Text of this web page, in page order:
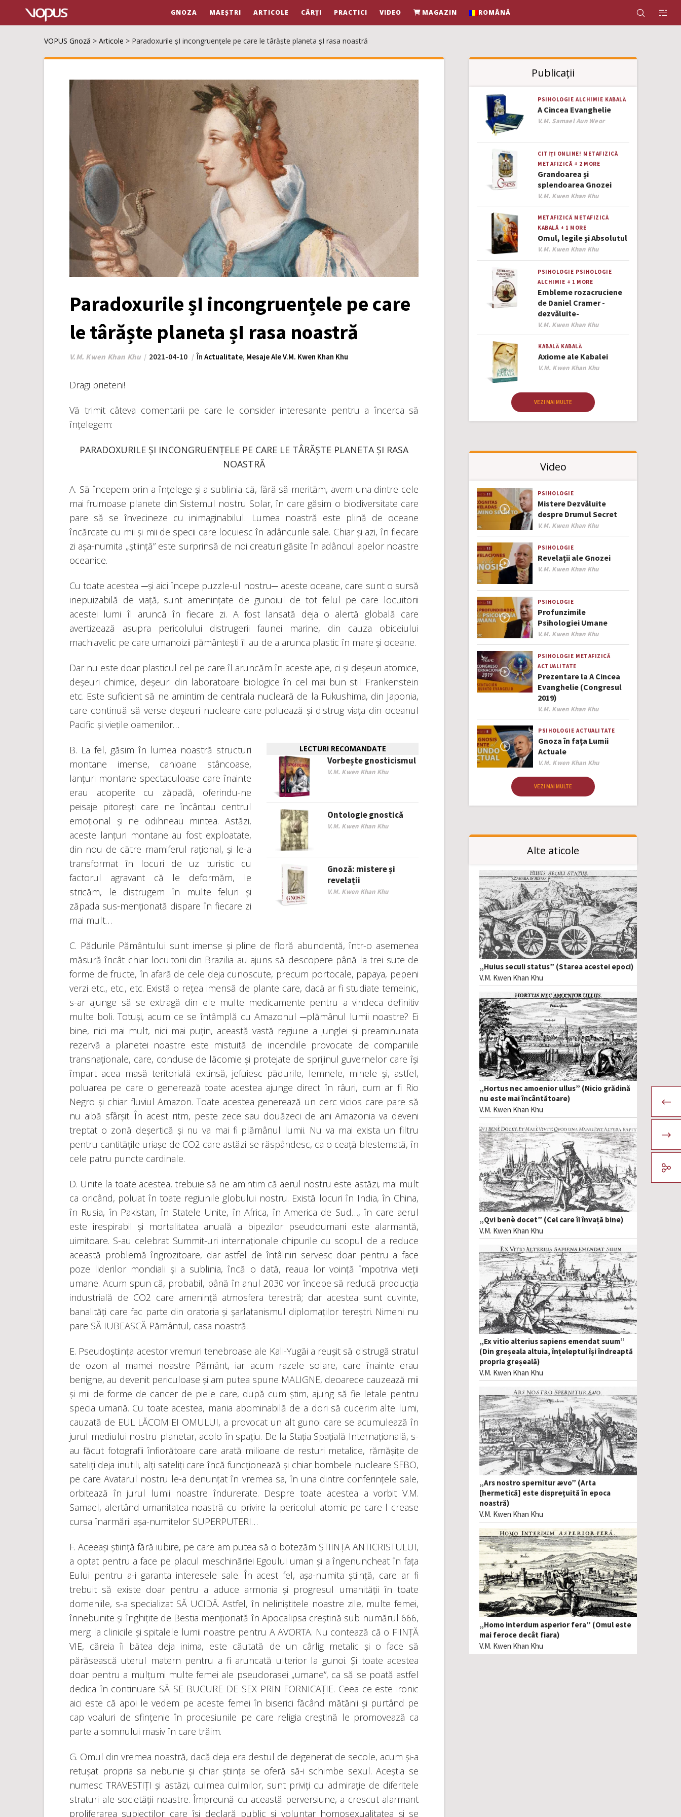
GNOZA MAEȘTRI ARTICOLE CĂRȚI PRACTICI VIDEO MAGAZIN ROMÂNĂ
VOPUS Gnoză > Articole > Paradoxurile șI incongruențele pe care le târăște planeta șI rasa noastră
Paradoxurile șI incongruențele pe care
le târăște planeta șI rasa noastră
V.M. Kwen Khan Khu 2021-04-10 În Actualitate, Mesaje Ale V.M. Kwen Khan Khu
Dragi prieteni!
Vă trimit câteva comentarii pe care le consider interesante pentru a încerca să
înțelegem:
PARADOXURILE ȘI INCONGRUENȚELE PE CARE LE TÂRĂȘTE PLANETA ȘI RASA
NOASTRĂ
A. Să începem prin a înțelege și a sublinia că, fără să merităm, avem una dintre cele
mai frumoase planete din Sistemul nostru Solar, în care găsim o biodiversitate care
pare să se învecineze cu inimaginabilul. Lumea noastră este plină de oceane
încărcate cu mii și mii de specii care locuiesc în adâncurile sale. Chiar și azi, în fiecare
zi așa-numita „știință” este surprinsă de noi creaturi găsite în adâncul apelor noastre
oceanice.
Cu toate acestea ─și aici începe puzzle-ul nostru─ aceste oceane, care sunt o sursă
inepuizabilă de viață, sunt amenințate de gunoiul de tot felul pe care locuitorii
acestei lumi îl aruncă în fiecare zi. A fost lansată deja o alertă globală care
avertizează asupra pericolului distrugerii faunei marine, din cauza obiceiului
machiavelic pe care umanoizii pământești îl au de a arunca plastic în mare și oceane.
Dar nu este doar plasticul cel pe care îl aruncăm în aceste ape, ci și deșeuri atomice,
deșeuri chimice, deșeuri din laboratoare biologice în cel mai bun stil Frankenstein
etc. Este suficient să ne amintim de centrala nucleară de la Fukushima, din Japonia,
care continuă să verse deșeuri nucleare care poluează și distrug viața din oceanul
Pacific și viețile oamenilor…
LECTURI RECOMANDATE
Vorbește gnosticismul
V.M. Kwen Khan Khu
Ontologie gnostică
V.M. Kwen Khan Khu
Gnoză: mistere și
revelații
V.M. Kwen Khan Khu
B. La fel, găsim în lumea noastră structuri
montane imense, canioane stâncoase,
lanțuri montane spectaculoase care înainte
erau acoperite cu zăpadă, oferindu-ne
peisaje pitorești care ne încântau centrul
emoțional și ne odihneau mintea. Astăzi,
aceste lanțuri montane au fost exploatate,
din nou de către mamiferul rațional, și le-a
transformat în locuri de uz turistic cu
factorul agravant că le deformăm, le
stricăm, le distrugem în multe feluri și
zăpada sus-menționată dispare în fiecare zi
mai mult…
C. Pădurile Pământului sunt imense și pline de floră abundentă, într-o asemenea
măsură încât chiar locuitorii din Brazilia au ajuns să descopere până la trei sute de
forme de fructe, în afară de cele deja cunoscute, precum portocale, papaya, pepeni
verzi etc., etc., etc. Există o rețea imensă de plante care, dacă ar fi studiate temeinic,
s-ar ajunge să se extragă din ele multe medicamente pentru a vindeca definitiv
multe boli. Totuși, acum ce se întâmplă cu Amazonul ─plămânul lumii noastre? Ei
bine, nici mai mult, nici mai puțin, această vastă regiune a junglei și preaminunata
rezervă a planetei noastre este mistuită de incendiile provocate de companiile
transnaționale, care, conduse de lăcomie și protejate de sprijinul guvernelor care își
împart acea masă teritorială extinsă, jefuiesc pădurile, lemnele, minele și, astfel,
poluarea pe care o generează toate acestea ajunge direct în râuri, cum ar fi Rio
Negro și chiar fluviul Amazon. Toate acestea generează un cerc vicios care pare să
nu aibă sfârșit. În acest ritm, peste zece sau douăzeci de ani Amazonia va deveni
treptat o zonă deșertică și nu va mai fi plămânul lumii. Nu va mai exista un filtru
pentru cantitățile uriașe de CO2 care astăzi se răspândesc, ca o ceață blestemată, în
cele patru puncte cardinale.
D. Unite la toate acestea, trebuie să ne amintim că aerul nostru este astăzi, mai mult
ca oricând, poluat în toate regiunile globului nostru. Există locuri în India, în China,
în Rusia, în Pakistan, în Statele Unite, în Africa, în America de Sud…, în care aerul
este irespirabil și mortalitatea anuală a bipezilor pseudoumani este alarmantă,
uimitoare. S-au celebrat Summit-uri internaționale chipurile cu scopul de a reduce
această problemă îngrozitoare, dar astfel de întâlniri servesc doar pentru a face
poze liderilor mondiali și a sublinia, încă o dată, reaua lor voință împotriva vieții
umane. Acum spun că, probabil, până în anul 2030 vor începe să reducă producția
industrială de CO2 care amenință atmosfera terestră; dar acestea sunt cuvinte,
banalități care fac parte din oratoria și șarlatanismul diplomaților tereștri. Nimeni nu
pare SĂ IUBEASCĂ Pământul, casa noastră.
E. Pseudoștiința acestor vremuri tenebroase ale Kali-Yugăi a reușit să distrugă stratul
de ozon al mamei noastre Pământ, iar acum razele solare, care înainte erau
benigne, au devenit periculoase și am putea spune MALIGNE, deoarece cauzează mii
și mii de forme de cancer de piele care, după cum știm, ajung să fie letale pentru
specia umană. Cu toate acestea, mania abominabilă de a dori să cucerim alte lumi,
cauzată de EUL LĂCOMIEI OMULUI, a provocat un alt gunoi care se acumulează în
jurul mediului nostru planetar, acolo în spațiu. De la Stația Spațială Internațională, s-
au făcut fotografii înfiorătoare care arată milioane de resturi metalice, rămășițe de
sateliți deja inutili, alți sateliți care încă funcționează și chiar bombele nucleare SFBO,
pe care Avatarul nostru le-a denunțat în vremea sa, în una dintre conferințele sale,
orbitează în jurul lumii noastre îndurerate. Despre toate acestea a vorbit V.M.
Samael, alertând umanitatea noastră cu privire la pericolul atomic pe care-l crease
cursa înarmării așa-numitelor SUPERPUTERI…
F. Aceeași știință fără iubire, pe care am putea să o botezăm ȘTIINȚA ANTICRISTULUI,
a optat pentru a face pe placul meschinăriei Egoului uman și a îngenuncheat în fața
Eului pentru a-i garanta interesele sale. În acest fel, așa-numita știință, care ar fi
trebuit să existe doar pentru a aduce armonia și progresul umanității în toate
domeniile, s-a specializat SĂ UCIDĂ. Astfel, în neliniștitele noastre zile, multe femei,
înnebunite și înghițite de Bestia menționată în Apocalipsa creștină sub numărul 666,
merg la clinicile și spitalele lumii noastre pentru A AVORTA. Nu contează că o FIINȚĂ
VIE, căreia îi bătea deja inima, este căutată de un cârlig metalic și o face să
părăsească uterul matern pentru a fi aruncată ulterior la gunoi. Și toate acestea
doar pentru a mulțumi multe femei ale pseudorasei „umane”, ca să se poată astfel
dedica în continuare SĂ SE BUCURE DE SEX PRIN FORNICAȚIE. Ceea ce este ironic
aici este că apoi le vedem pe aceste femei în biserici făcând mătănii și purtând pe
cap voaluri de sfințenie în procesiunile pe care religia creștină le promovează ca
parte a somnului masiv în care trăim.
G. Omul din vremea noastră, dacă deja era destul de degenerat de secole, acum și-a
retușat propria sa nebunie și chiar știința se oferă să-i schimbe sexul. Aceștia se
numesc TRAVESTIȚI și astăzi, culmea culmilor, sunt priviți cu admirație de diferitele
straturi ale societății noastre. Împreună cu această perversiune, a crescut alarmant
proliferarea subiecților care își declară public și voluntar homosexualitatea și se
Publicații
PSIHOLOGIE ALCHIMIE KABALĂ
A Cincea Evanghelie
Author
V.M. Samael Aun Weor
CITIȚI ONLINE! METAFIZICĂ
METAFIZICĂ + 2 MORE
Grandoarea și
splendoarea Gnozei
Author
V.M. Kwen Khan Khu
METAFIZICĂ METAFIZICĂ
KABALĂ + 1 MORE
Omul, legile și Absolutul
Author
V.M. Kwen Khan Khu
PSIHOLOGIE PSIHOLOGIE
ALCHIMIE + 1 MORE
Embleme rozacruciene
de Daniel Cramer -
dezvăluite-
Author
V.M. Kwen Khan Khu
KABALĂ KABALĂ
Axiome ale Kabalei
Author
V.M. Kwen Khan Khu
VEZI MAI MULTE
Video
PSIHOLOGIE
Mistere Dezvăluite
despre Drumul Secret
Author
V.M. Kwen Khan Khu
PSIHOLOGIE
Revelații ale Gnozei
Author
V.M. Kwen Khan Khu
PSIHOLOGIE
Profunzimile
Psihologiei Umane
Author
V.M. Kwen Khan Khu
PSIHOLOGIE METAFIZICĂ
ACTUALITATE
Prezentare la A Cincea
Evanghelie (Congresul
2019)
Author
V.M. Kwen Khan Khu
PSIHOLOGIE ACTUALITATE
Gnoza în fața Lumii
Actuale
Author
V.M. Kwen Khan Khu
VEZI MAI MULTE
Alte aticole
„Huius seculi status” (Starea acestei epoci)
V.M. Kwen Khan Khu
„Hortus nec amoenior ullus” (Nicio grădină
nu este mai încântătoare)
V.M. Kwen Khan Khu
„Qvi benè docet” (Cel care îi învață bine)
V.M. Kwen Khan Khu
„Ex vitio alterius sapiens emendat suum”
(Din greșeala altuia, înțeleptul își îndreaptă
propria greșeală)
V.M. Kwen Khan Khu
„Ars nostro spernitur ævo” (Arta
[hermetică] este disprețuită în epoca
noastră)
V.M. Kwen Khan Khu
„Homo interdum asperior fera” (Omul este
mai feroce decât fiara)
V.M. Kwen Khan Khu